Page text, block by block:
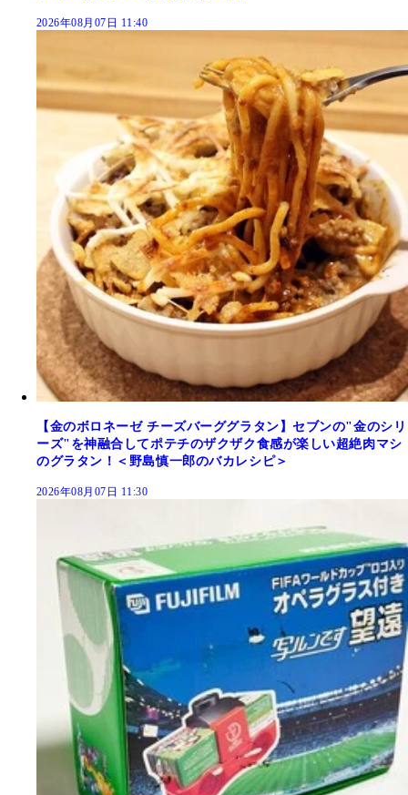
2026年08月07日 11:40
【金のボロネーゼ チーズバーググラタン】セブンの"金のシリ
ーズ"を神融合してポテチのザクザク食感が楽しい超絶肉マシ
のグラタン！＜野島慎一郎のバカレシピ＞
2026年08月07日 11:30